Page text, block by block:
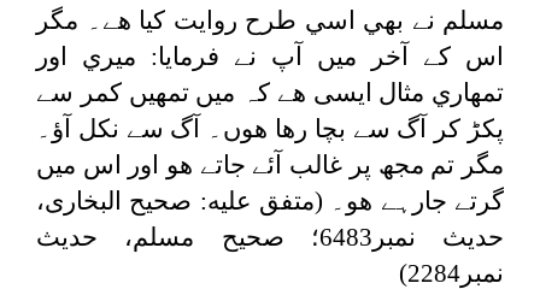
مسلم نے بھي اسي طرح روايت كيا هے۔ مگر
اس كے آخر ميں آپ نے فرمايا: ميري اور
تمھاري مثال ایسی هے کہ ميں تمھيں كمر سے
پكڑ كر آگ سے بچا رها هوں۔ آگ سے نكل آؤ۔
مگر تم مجھ پر غالب آئے جاتے هو اور اس ميں
گرتے جارہے هو۔ (متفق عليه: صحیح البخاری،
حدیث نمبر6483؛ صحیح مسلم، حدیث
نمبر2284)